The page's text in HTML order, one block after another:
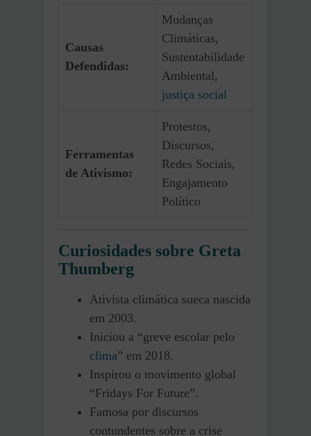
Causas
Defendidas:
Mudanças
Climáticas,
Sustentabilidade
Ambiental,
justiça social
Ferramentas
de Ativismo:
Protestos,
Discursos,
Redes Sociais,
Engajamento
Político
Curiosidades sobre Greta
Thumberg
Ativista climática sueca nascida
em 2003.
Iniciou a “greve escolar pelo
clima” em 2018.
Inspirou o movimento global
“Fridays For Future”.
Famosa por discursos
contundentes sobre a crise